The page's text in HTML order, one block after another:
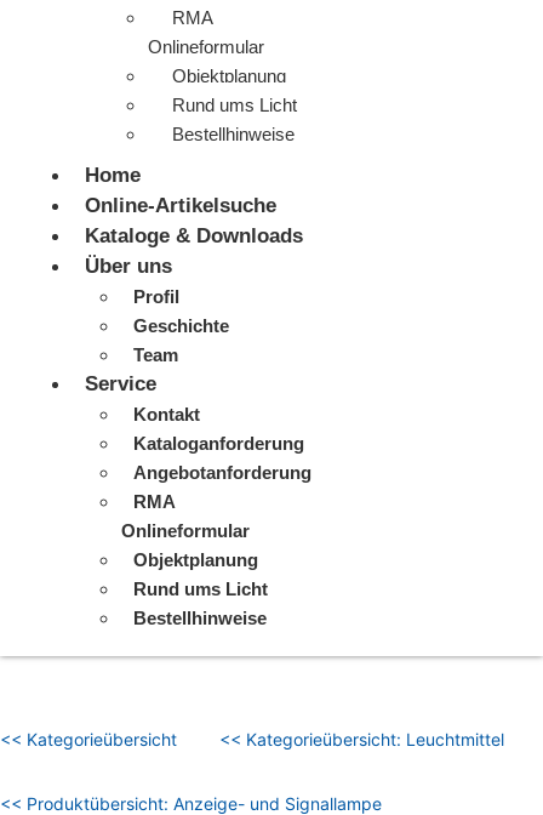
RMA
Onlineformular
Objektplanung
Rund ums Licht
Bestellhinweise
Home
Online-Artikelsuche
Kataloge & Downloads
Über uns
Profil
Geschichte
Team
Service
Kontakt
Kataloganforderung
Angebotanforderung
RMA
Onlineformular
Objektplanung
Rund ums Licht
Bestellhinweise
<< Kategorieübersicht << Kategorieübersicht: Leuchtmittel
<< Produktübersicht: Anzeige- und Signallampe